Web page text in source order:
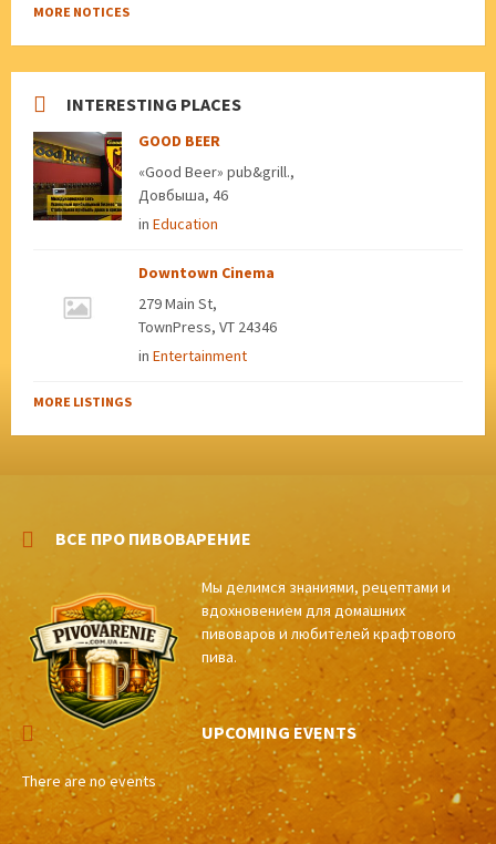
MORE NOTICES
INTERESTING PLACES
GOOD BEER
«Good Beer» pub&grill.,
Довбыша, 46
in Education
Downtown Cinema
279 Main St,
TownPress, VT 24346
in Entertainment
MORE LISTINGS
ВСЕ ПРО ПИВОВАРЕНИЕ
Мы делимся знаниями, рецептами и
вдохновением для домашних
пивоваров и любителей крафтового
пива.
UPCOMING EVENTS
There are no events